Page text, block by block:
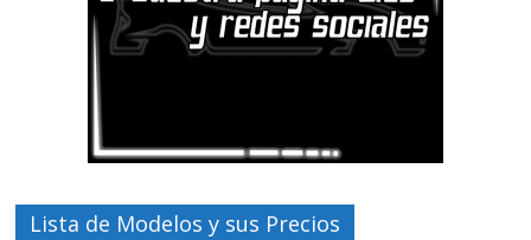
Lista de Modelos y sus Precios